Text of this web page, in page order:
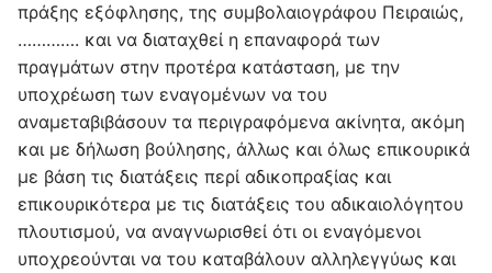
πράξης εξόφλησης, της συμβολαιογράφου Πειραιώς,
…………. και να διαταχθεί η επαναφορά των
πραγμάτων στην προτέρα κατάσταση, με την
υποχρέωση των εναγομένων να του
αναμεταβιβάσουν τα περιγραφόμενα ακίνητα, ακόμη
και με δήλωση βούλησης, άλλως και όλως επικουρικά
με βάση τις διατάξεις περί αδικοπραξίας και
επικουρικότερα με τις διατάξεις του αδικαιολόγητου
πλουτισμού, να αναγνωρισθεί ότι οι εναγόμενοι
υποχρεούνται να του καταβάλουν αλληλεγγύως και